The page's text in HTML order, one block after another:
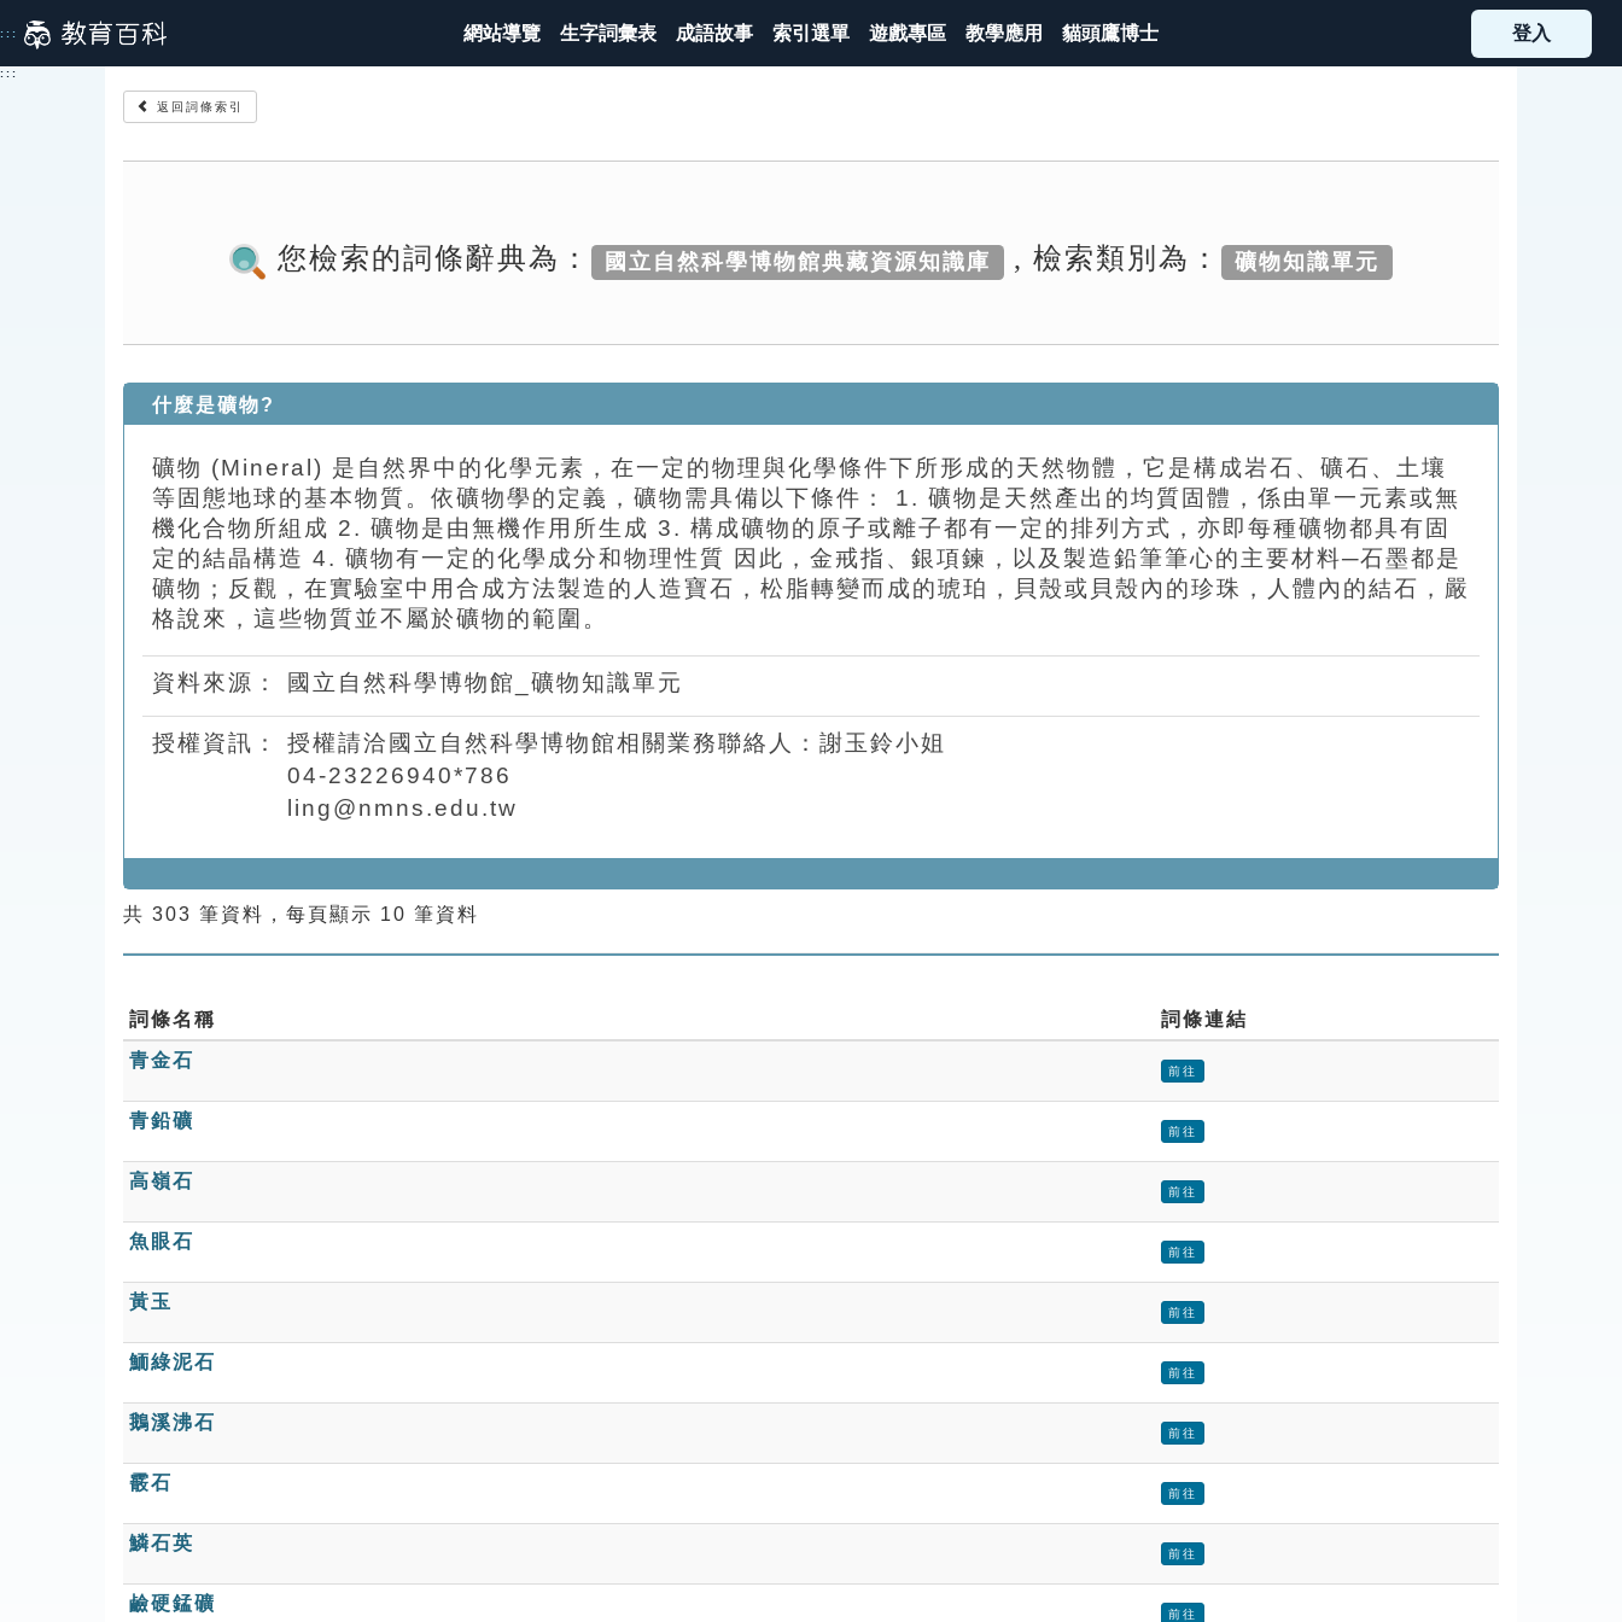
到
主
::: 網站導覽 生字詞彙表 成語故事 索引選單 遊戲專區 教學應用 貓頭鷹博士 登入
:::
返回詞條索引
您檢索的詞條辭典為： 國立自然科學博物館典藏資源知識庫 , 檢索類別為： 礦物知識單元
什麼是礦物?
礦物 (Mineral) 是自然界中的化學元素，在一定的物理與化學條件下所形成的天然物體，它是構成岩石、礦石、土壤
等固態地球的基本物質。依礦物學的定義，礦物需具備以下條件： 1. 礦物是天然產出的均質固體，係由單一元素或無
機化合物所組成 2. 礦物是由無機作用所生成 3. 構成礦物的原子或離子都有一定的排列方式，亦即每種礦物都具有固
定的結晶構造 4. 礦物有一定的化學成分和物理性質 因此，金戒指、銀項鍊，以及製造鉛筆筆心的主要材料─石墨都是
礦物；反觀，在實驗室中用合成方法製造的人造寶石，松脂轉變而成的琥珀，貝殼或貝殼內的珍珠，人體內的結石，嚴
格說來，這些物質並不屬於礦物的範圍。
資料來源： 國立自然科學博物館_礦物知識單元
授權資訊：
授權請洽國立自然科學博物館相關業務聯絡人：謝玉鈴小姐
04-23226940*786
ling@nmns.edu.tw
共 303 筆資料，每頁顯示 10 筆資料
詞條名稱
詞條連結
青金石
前往
青鉛礦
前往
高嶺石
前往
魚眼石
前往
黃玉
前往
鮞綠泥石
前往
鵝溪沸石
前往
霰石
前往
鱗石英
前往
鹼硬錳礦
前往